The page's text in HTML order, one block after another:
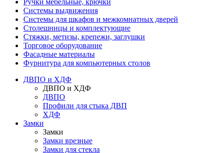
Ручки мебельные, крючки
Системы выдвижения
Системы для шкафов и межкомнатных дверей
Столешницы и комплектующие
Стяжки, метизы, крепежи, заглушки
Торговое оборудование
Фасадные материалы
Фурнитура для компьютерных столов
ДВПО и ХДФ
ДВПО и ХДФ
ДВПО
Профили для стыка ДВП
ХДФ
Замки
Замки
Замки врезные
Замки для стекла